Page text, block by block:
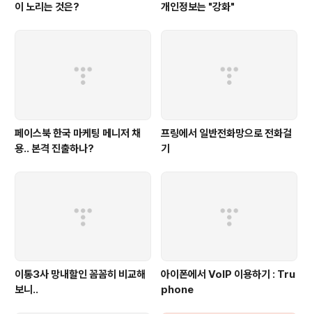
이 노리는 것은?
개인정보는 "강화"
페이스북 한국 마케팅 메니저 채
용.. 본격 진출하나?
프링에서 일반전화망으로 전화걸
기
이통3사 망내할인 꼼꼼히 비교해
보니..
아이폰에서 VoIP 이용하기 : Tru
phone